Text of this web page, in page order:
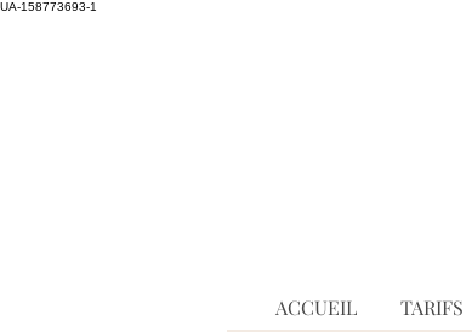
UA-158773693-1
ACCUEIL TARIFS